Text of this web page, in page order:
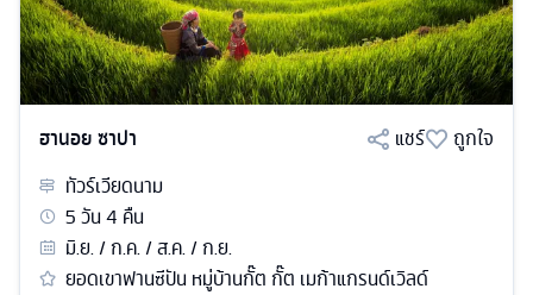
ฮานอย ซาปา แชร์
ถูกใจ
ทัวร์เวียดนาม
5วัน4 คืน
มิ.ย. / ก.ค. / ส.ค. / ก.ย.
ยอดเขาฟานซีปัน หมู่บ้านกั๊ต กั๊ต เมก้าแกรนด์เวิลด์